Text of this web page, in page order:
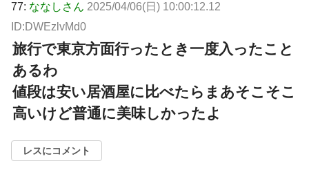
77: ななしさん 2025/04/06(日) 10:00:12.12
ID:DWEzlvMd0
旅行で東京方面行ったとき一度入ったこと
あるわ
値段は安い居酒屋に比べたらまあそこそこ
高いけど普通に美味しかったよ
レスにコメント